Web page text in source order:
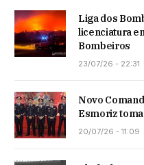
Liga dos
licenciatura
Bombeiros
23/07/26 - 22:31
Novo
Esmoriz
20/07/26 - 11:09